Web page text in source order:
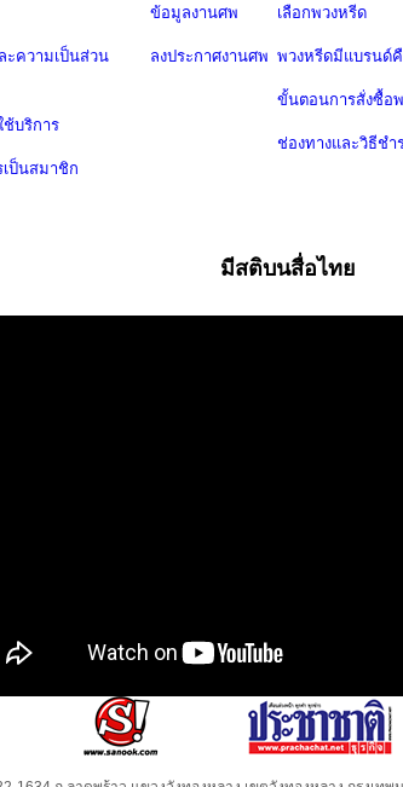
ความเป็นส่วน
ช้บริการ
ป็นสมาชิก
ข้อมูลงานศพ
ลงประกาศงานศพ
เลือกพวงหรีด
พวงหรีดมีแบรนด์
ขั้นตอนการสั่งซื้อ
ช่องทางและวิธีชำ
มีสติบนสื่อไทย